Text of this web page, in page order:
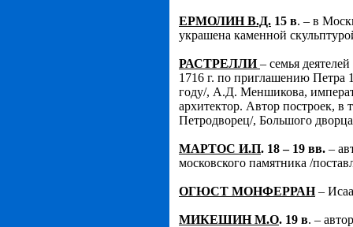
ЕРМОЛИН В.Д. 15 в. – в
украшена каменной
РАСТРЕЛЛИ – семья
1716 г. по приглашению Петра
году/, А.Д. Меншикова,
архитектор. Автор построек, в
Петродворец/, Большого
МАРТОС И.П. 18 – 19 вв. –
московского памятника /
ОГЮСТ МОНФЕРРАН–
МИКЕШИН М.О. 19 в. –